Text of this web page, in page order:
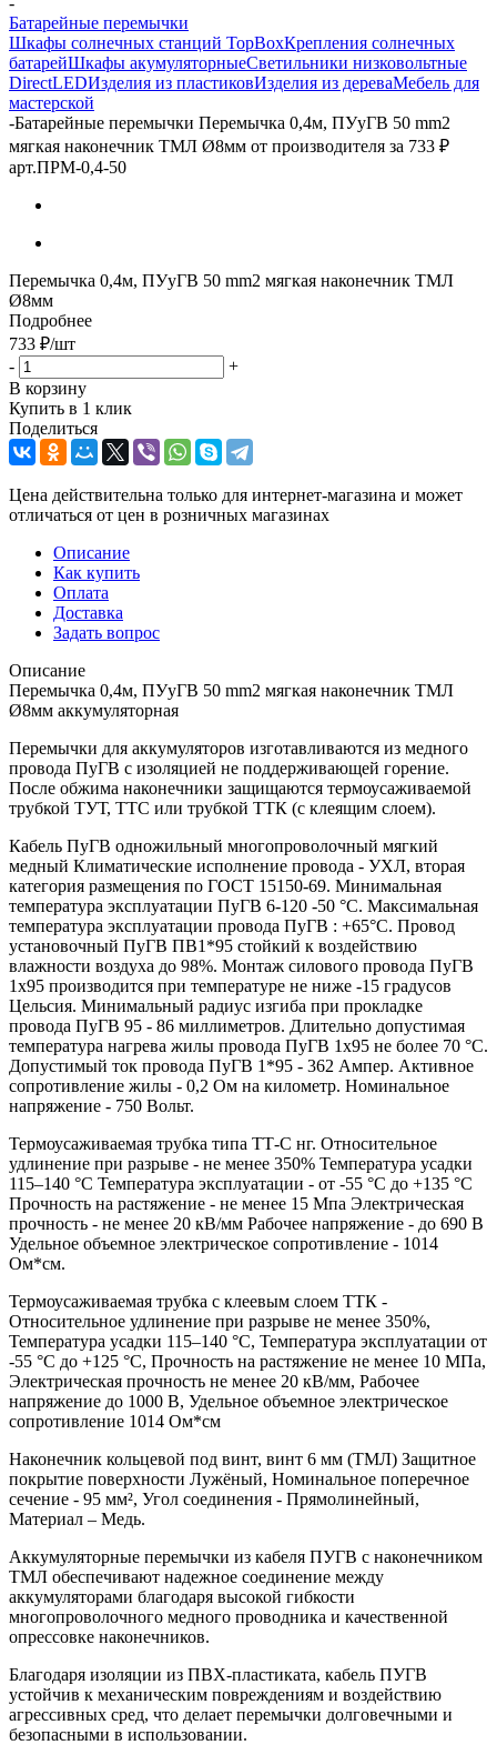
Батарейные перемычки
Шкафы солнечных станций TopBoxКрепления солнечных
батарейШкафы акумуляторныеСветильники низковольтные
DirectLEDИзделия из пластиковИзделия из дереваМебель для
мастерской
-Батарейные перемычки Перемычка 0,4м, ПУуГВ 50 mm2
мягкая наконечник ТМЛ Ø8мм от производителя за 733 ₽
арт.ПРМ-0,4-50
Перемычка 0,4м, ПУуГВ 50 mm2 мягкая наконечник ТМЛ
Ø8мм
Подробнее
733 ₽/шт
-
+
В корзину
Купить в 1 клик
Поделиться
Цена действительна только для интернет-магазина и может
отличаться от цен в розничных магазинах
Описание
Как купить
Оплата
Доставка
Задать вопрос
Описание
Перемычка 0,4м, ПУуГВ 50 mm2 мягкая наконечник ТМЛ
Ø8мм аккумуляторная
Перемычки для аккумуляторов изготавливаются из медного
провода ПуГВ с изоляцией не поддерживающей горение.
После обжима наконечники защищаются термоусаживаемой
трубкой ТУТ, ТТС или трубкой ТТК (с клеящим слоем).
Кабель ПуГВ одножильный многопроволочный мягкий
медный Климатические исполнение провода - УХЛ, вторая
категория размещения по ГОСТ 15150-69. Минимальная
температура эксплуатации ПуГВ 6-120 -50 °С. Максимальная
температура эксплуатации провода ПуГВ : +65°С. Провод
установочный ПуГВ ПВ1*95 стойкий к воздействию
влажности воздуха до 98%. Монтаж силового провода ПуГВ
1х95 производится при температуре не ниже -15 градусов
Цельсия. Минимальный радиус изгиба при прокладке
провода ПуГВ 95 - 86 миллиметров. Длительно допустимая
температура нагрева жилы провода ПуГВ 1х95 не более 70 °С.
Допустимый ток провода ПуГВ 1*95 - 362 Ампер. Активное
сопротивление жилы - 0,2 Ом на километр. Номинальное
напряжение - 750 Вольт.
Термоусаживаемая трубка типа ТТ-С нг. Относительное
удлинение при разрыве - не менее 350% Температура усадки
115–140 °C Температура эксплуатации - от -55 °C до +135 °C
Прочность на растяжение - не менее 15 Мпа Электрическая
прочность - не менее 20 кВ/мм Рабочее напряжение - до 690 В
Удельное объемное электрическое сопротивление - 1014
Ом*см.
Термоусаживаемая трубка с клеевым слоем ТТК -
Относительное удлинение при разрыве не менее 350%,
Температура усадки 115–140 °C, Температура эксплуатации от
-55 °C до +125 °C, Прочность на растяжение не менее 10 МПа,
Электрическая прочность не менее 20 кВ/мм, Рабочее
напряжение до 1000 В, Удельное объемное электрическое
сопротивление 1014 Ом*см
Наконечник кольцевой под винт, винт 6 мм (ТМЛ) Защитное
покрытие поверхности Лужёный, Номинальное поперечное
сечение - 95 мм², Угол соединения - Прямолинейный,
Материал – Медь.
Аккумуляторные перемычки из кабеля ПУГВ с наконечником
ТМЛ обеспечивают надежное соединение между
аккумуляторами благодаря высокой гибкости
многопроволочного медного проводника и качественной
опрессовке наконечников.
Благодаря изоляции из ПВХ-пластиката, кабель ПУГВ
устойчив к механическим повреждениям и воздействию
агрессивных сред, что делает перемычки долговечными и
безопасными в использовании.